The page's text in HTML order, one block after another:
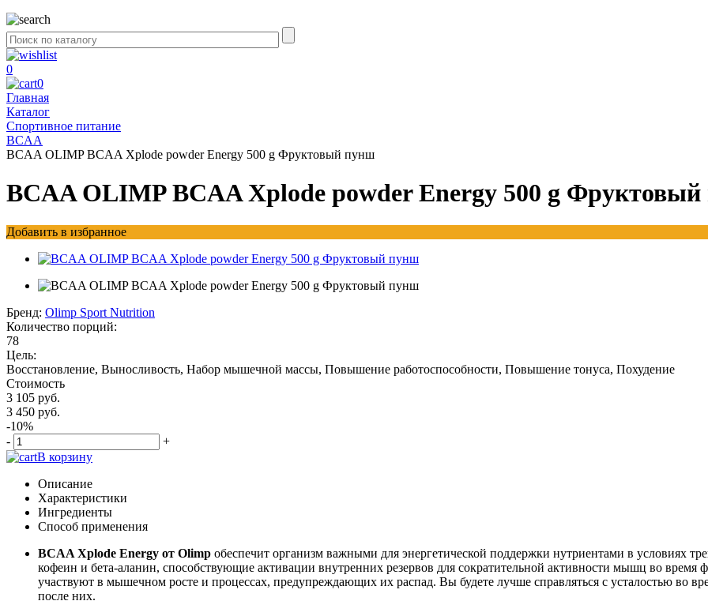
0
0
Главная
Каталог
Спортивное питание
BCAA
BCAA OLIMP BCAA Xplode powder Energy 500 g Фруктовый пунш
BCAA OLIMP BCAA Xplode powder Energy 500 g
Добавить в избранное
Бренд: Olimp Sport Nutrition
Количество порций:
78
Цель:
Восстановление, Выносливость, Набор мышечной массы, Повышение работоспособности, Повышение тонуса, Похудение
Стоимость
3 105 руб.
3 450 руб.
-10%
-
+
В корзину
Описание
Характеристики
Ингредиенты
Способ применения
BCAA Xplode Energy от Olimp обеспечит организм важными для энергетической поддержки нутриентами в условиях
кофеин и бета-аланин, способствующие активации внутренних резервов для сократительной активности мышц во
участвуют в мышечном росте и процессах, предупреждающих их распад. Вы будете лучше справляться с усталостью во
после них.